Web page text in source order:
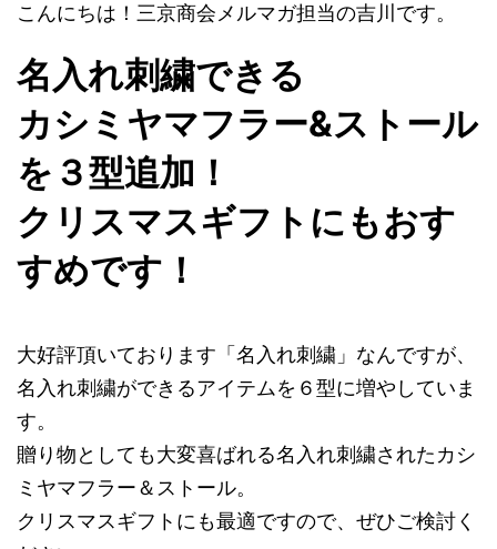
こんにちは！三京商会メルマガ担当の吉川です。
名入れ刺繍できる
カシミヤマフラー&ストール
を３型追加！
クリスマスギフトにもおす
すめです！
大好評頂いております「名入れ刺繍」なんですが、
名入れ刺繍ができるアイテムを６型に増やしていま
す。
贈り物としても大変喜ばれる名入れ刺繍されたカシ
ミヤマフラー＆ストール。
クリスマスギフトにも最適ですので、ぜひご検討く